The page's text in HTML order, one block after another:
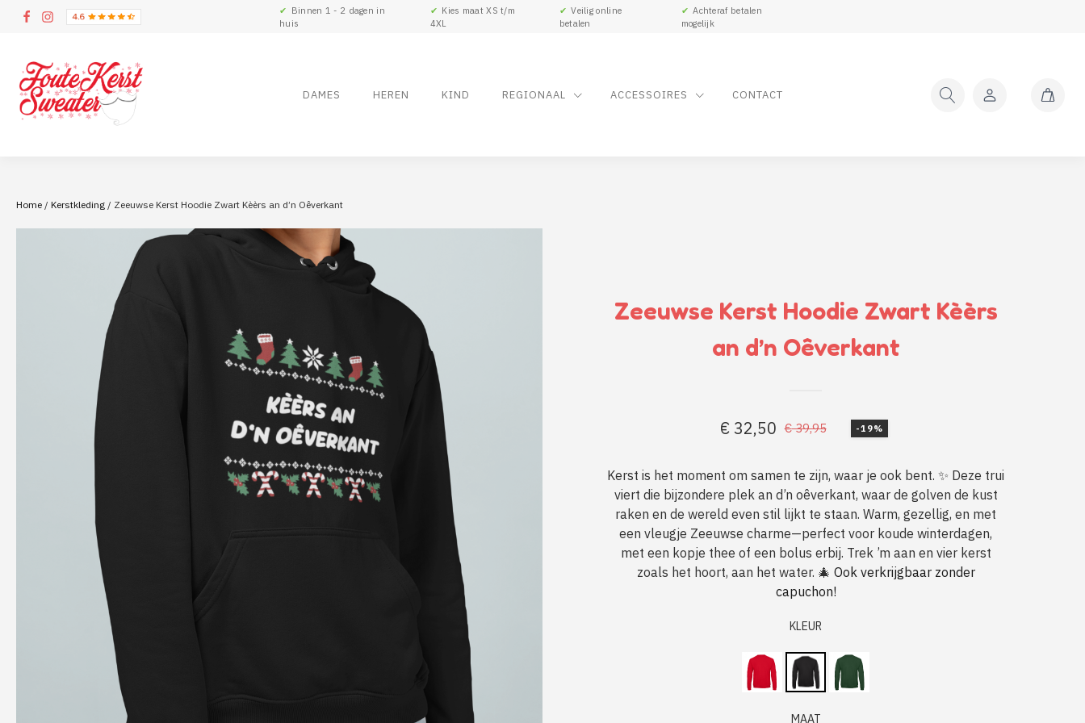
✔
Binnen 1 - 2 dagen in
huis
✔
Kies maat XS t/m
4XL
✔ Veilig online
betalen
✔ Achteraf betalen
mogelijk
DAMES HEREN KIND REGIONAAL ACCESSOIRES CONTACT
Home / Kerstkleding / Zeeuwse Kerst Hoodie Zwart Kèèrs an d’n Oêverkant
Zeeuwse Kerst Hoodie Zwart Kèèrs
an d’n Oêverkant
€39,95
Oorspronkelijke
was:
€ 39,95.
€32,50
Huidige
is:
€ 32,50.
-19%
Kerst is het moment om samen te zijn, waar je ook bent. ✨ Deze trui
viert die bijzondere plek an d’n oêverkant, waar de golven de kust
raken en de wereld even stil lijkt te staan. Warm, gezellig, en met
een vleugje Zeeuwse charme—perfect voor koude winterdagen,
met een kopje thee of een bolus erbij. Trek ’m aan en vier kerst
zoals het hoort, aan het water. 🎄 Ook verkrijgbaar zonder
capuchon!
KLEUR
MAAT